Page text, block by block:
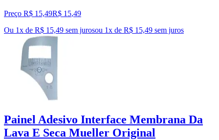
Preço R$ 15,49R$ 15,49
Ou 1x de R$ 15,49 sem jurosou 1x de R$ 15,49 sem juros
Painel Adesivo Interface Membrana Da
Lava E Seca Mueller Original